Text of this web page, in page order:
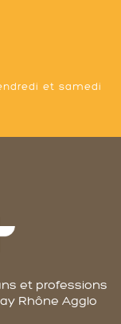
et samedi
et professions
Rhône Agglo